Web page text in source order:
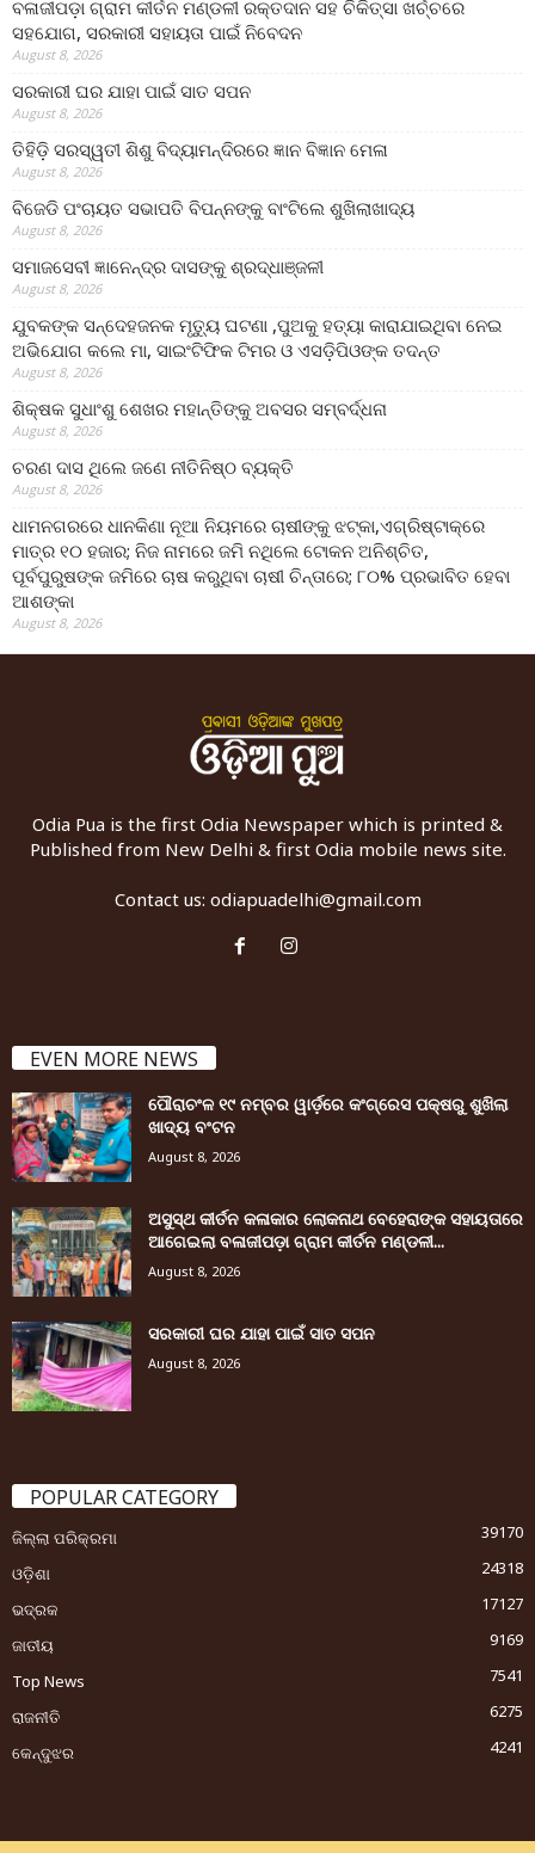
ବଳାଜୀପଡ଼ା ଗ୍ରାମ କୀର୍ତନ ମଣ୍ଡଳୀ ରକ୍ତଦାନ ସହ ଚିକିତ୍ସା ଖର୍ଚ୍ଚରେ
ସହଯୋଗ, ସରକାରୀ ସହାୟତା ପାଇଁ ନିବେଦନ
August 8, 2026
ସରକାରୀ ଘର ଯାହା ପାଇଁ ସାତ ସପନ
August 8, 2026
ତିହିଡି଼ ସରସ୍ୱତୀ ଶିଶୁ ବିଦ୍ୟାମନ୍ଦିରରେ ଜ୍ଞାନ ବିଜ୍ଞାନ ମେଳା
August 8, 2026
ବିଜେଡି ପଂଚାୟତ ସଭାପତି ବିପନ୍ନଙ୍କୁ ବାଂଟିଲେ ଶୁଖିଲାଖାଦ୍ୟ
August 8, 2026
ସମାଜସେବୀ ଜ୍ଞାନେନ୍ଦ୍ର ଦାସଙ୍କୁ ଶ୍ରଦ୍ଧାଞ୍ଜଳୀ
August 8, 2026
ଯୁବକଙ୍କ ସନ୍ଦେହଜନକ ମୃତ୍ୟୁ ଘଟଣା ,ପୁଅକୁ ହତ୍ୟା କାରାଯାଇଥିବା ନେଇ
ଅଭିଯୋଗ କଲେ ମା, ସାଇଂଟିଫିକ ଟିମର ଓ ଏସଡ଼ିପିଓଙ୍କ ତଦନ୍ତ
August 8, 2026
ଶିକ୍ଷକ ସୁଧାଂଶୁ ଶେଖର ମହାନ୍ତିଙ୍କୁ ଅବସର ସମ୍ବର୍ଦ୍ଧନା
August 8, 2026
ଚରଣ ଦାସ ଥିଲେ ଜଣେ ନୀତିନିଷ୍ଠ ବ୍ୟକ୍ତି
August 8, 2026
ଧାମନଗରରେ ଧାନକିଣା ନୂଆ ନିୟମରେ ଚାଷୀଙ୍କୁ ଝଟ୍‌କା,ଏଗ୍ରିଷ୍ଟାକ୍‌ରେ
ମାତ୍ର ୧୦ ହଜାର; ନିଜ ନାମରେ ଜମି ନଥିଲେ ଟୋକନ ଅନିଶ୍ଚିତ,
ପୂର୍ବପୁରୁଷଙ୍କ ଜମିରେ ଚାଷ କରୁଥିବା ଚାଷୀ ଚିନ୍ତାରେ; ୮୦% ପ୍ରଭାବିତ ହେବା
ଆଶଙ୍କା
August 8, 2026
Odia Pua is the first Odia Newspaper which is printed &
Published from New Delhi & first Odia mobile news site.
Contact us: odiapuadelhi@gmail.com
EVEN MORE NEWS
ପୌରାଚଂଳ ୧୯ ନମ୍ବର ୱାର୍ଡ଼ରେ କଂଗ୍ରେସ ପକ୍ଷରୁ ଶୁଖିଲା
ଖାଦ୍ୟ ବଂଟନ
August 8, 2026
ଅସୁସ୍ଥ କୀର୍ତନ କଳାକାର ଲୋକନାଥ ବେହେରାଙ୍କ ସହାୟତାରେ
ଆଗେଇଲା ବଳାଜୀପଡ଼ା ଗ୍ରାମ କୀର୍ତନ ମଣ୍ଡଳୀ...
August 8, 2026
ସରକାରୀ ଘର ଯାହା ପାଇଁ ସାତ ସପନ
August 8, 2026
POPULAR CATEGORY
ଜିଲ୍ଲା ପରିକ୍ରମା
39170
ଓଡ଼ିଶା
24318
ଭଦ୍ରକ
17127
ଜାତୀୟ
9169
Top News
7541
ରାଜନୀତି
6275
କେନ୍ଦୁଝର
4241